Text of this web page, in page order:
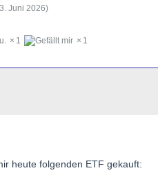
3. Juni 2026)
1 1
heute folgenden ETF gekauft: